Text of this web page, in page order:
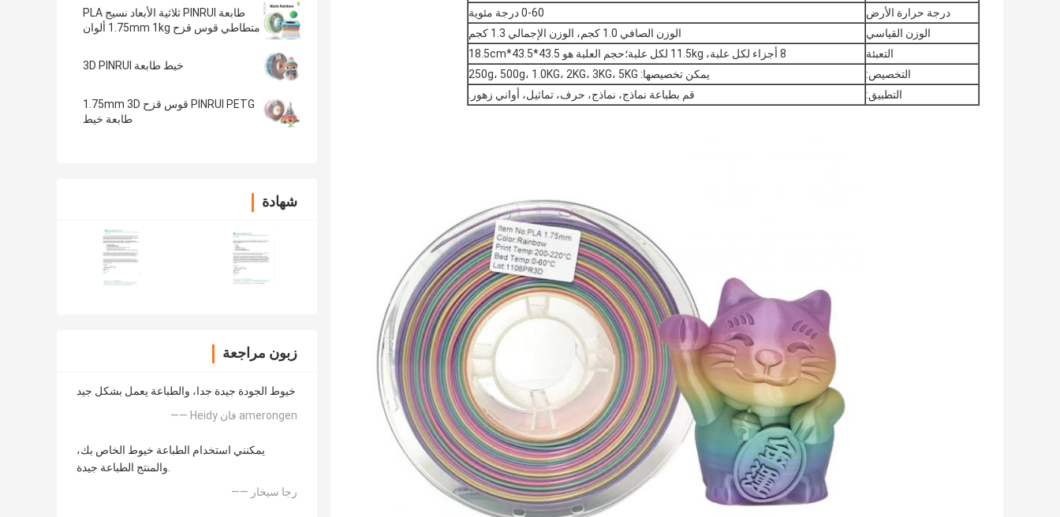
طابعة PINRUI ثلاثية الأبعاد نسيج PLA
متطاطي قوس قزح 1.75mm 1kg ألوان
خيط طابعة 3D PINRUI
PINRUI PETG قوس قزح 1.75mm 3D
طابعة خيط
شهادة
زبون مراجعة
خيوط الجودة جيدة جدا، والطباعة يعمل بشكل جيد
—— Heidy فان amerongen
يمكنني استخدام الطباعة خيوط الخاص بك،
والمنتج الطباعة جيدة.
—— رجا سيخار
درجة حرارة الأرض
0-60 درجة مئوية
الوزن القياسي
الوزن الصافي 1.0 كجم، الوزن الإجمالي 1.3 كجم
التعبئة
8 أجزاء لكل علبة، 11.5kg لكل علبة؛حجم العلبة هو 43.5*43.5*18.5cm
التخصيص:
يمكن تخصيصها: 250g، 500g، 1.0KG، 2KG، 3KG، 5KG
التطبيق:
قم بطباعة نماذج، نماذج، حرف، تماثيل، أواني زهور.